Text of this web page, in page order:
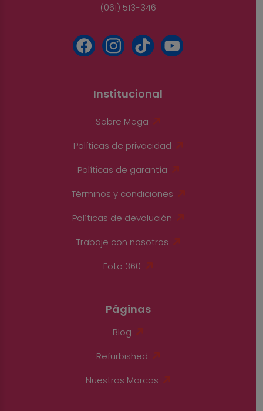
(061) 513-346
Institucional
Sobre Mega
Políticas de privacidad
Políticas de garantía
Términos y condiciones
Políticas de devolución
Trabaje con nosotros
Foto 360
Páginas
Blog
Refurbished
Nuestras Marcas